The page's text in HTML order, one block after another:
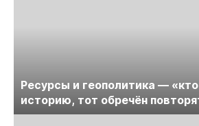
Ресурсы и геополитика — «кто
историю, тот обречён